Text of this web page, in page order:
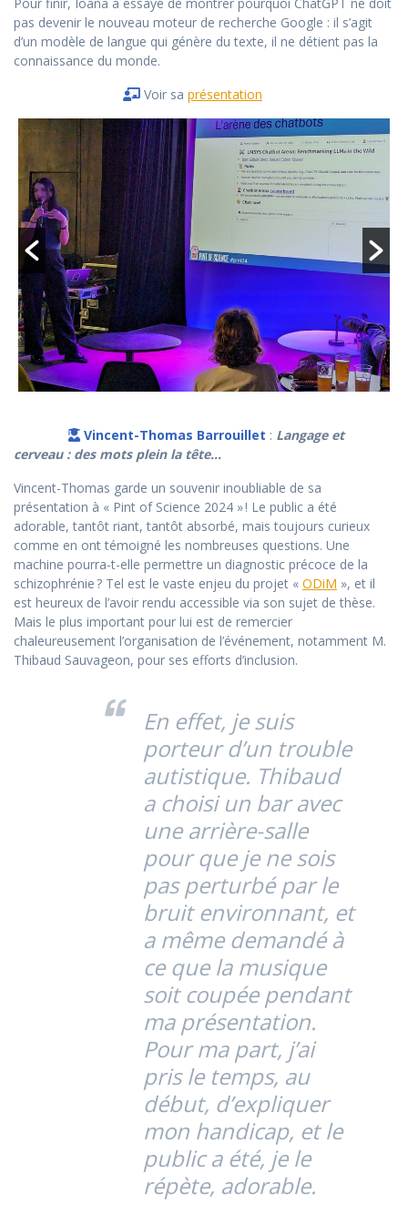
Pour finir, Ioana a essayé de montrer pourquoi ChatGPT ne doit
pas devenir le nouveau moteur de recherche Google : il s’agit
d’un modèle de langue qui génère du texte, il ne détient pas la
connaissance du monde.
Voir sa présentation
Vincent-Thomas Barrouillet : Langage et
cerveau : des mots plein la tête…
Vincent-Thomas garde un souvenir inoubliable de sa
présentation à « Pint of Science 2024 » ! Le public a été
adorable, tantôt riant, tantôt absorbé, mais toujours curieux
comme en ont témoigné les nombreuses questions. Une
machine pourra-t-elle permettre un diagnostic précoce de la
schizophrénie ? Tel est le vaste enjeu du projet « ODiM », et il
est heureux de l’avoir rendu accessible via son sujet de thèse.
Mais le plus important pour lui est de remercier
chaleureusement l’organisation de l’événement, notamment M.
Thibaud Sauvageon, pour ses efforts d’inclusion.
En effet, je suis
porteur d’un trouble
autistique. Thibaud
a choisi un bar avec
une arrière-salle
pour que je ne sois
pas perturbé par le
bruit environnant, et
a même demandé à
ce que la musique
soit coupée pendant
ma présentation.
Pour ma part, j’ai
pris le temps, au
début, d’expliquer
mon handicap, et le
public a été, je le
répète, adorable.